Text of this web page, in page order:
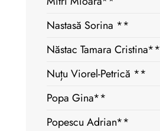
Nastasă Sorina **
Năstac Tamara Cristina**
Nuțu Viorel-Petrică **
Popa Gina**
Popescu Adrian**